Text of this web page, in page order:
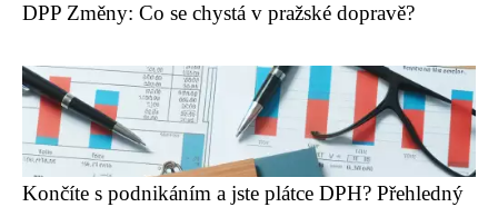
DPP Změny: Co se chystá v pražské dopravě?
Končíte s podnikáním a jste plátce DPH? Přehledný